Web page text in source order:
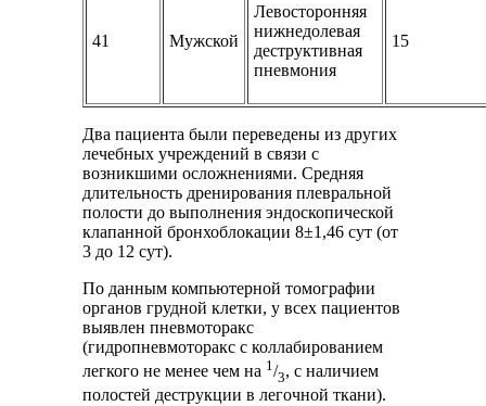
41 Мужской
Левосторонняя
нижнедолевая
деструктивная
пневмония
15
Два пациента были переведены из других
лечебных учреждений в связи с
возникшими осложнениями. Средняя
длительность дренирования плевральной
полости до выполнения эндоскопической
клапанной бронхоблокации 8±1,46 сут (от
3 до 12 сут).
По данным компьютерной томографии
органов грудной клетки, у всех пациентов
выявлен пневмоторакс
(гидропневмоторакс с коллабированием
легкого не менее чем на 1 /3, с наличием
полостей деструкции в легочной ткани).